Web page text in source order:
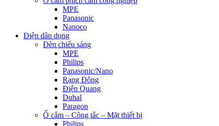
MPE
Panasonic
Nanoco
Điện dân dụng
Đèn chiếu sáng
MPE
Philips
Panasonic/Nano
Rạng Đông
Điện Quang
Duhal
Paragon
Ổ cắm – Công tắc – Mặt thiết bị
Philips